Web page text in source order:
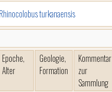
Rhinocolobus turkanaensis
Epoche,
Alter
Geologie,
Formation
Kommentar
zur
Sammlung